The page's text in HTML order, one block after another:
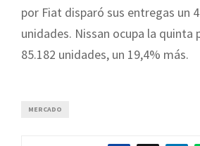
por Fiat disparó sus entregas un
unidades. Nissan ocupa la quinta
85.182 unidades, un 19,4% más.
MERCADO